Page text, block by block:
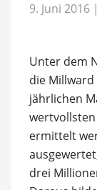
9. Juni 2016 |
Unter dem
die
jährlichen
ermittelt
drei